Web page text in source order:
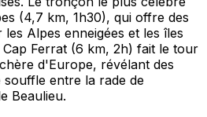
(4,7 km, 1h30), qui offre des
Alpes enneigées et les îles
Ferrat (6 km, 2h) fait le tour
d'Europe, révélant des
entre la rade de
Beaulieu.